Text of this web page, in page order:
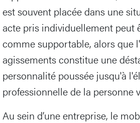
est souvent placée dans une
acte pris individuellement peut
comme supportable, alors que
agissements constitue une
personnalité poussée jusqu'à
professionnelle de la personne
Au sein d’une entreprise, le